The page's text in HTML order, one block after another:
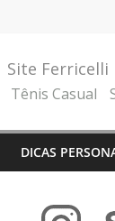
Site Ferricelli
Tênis Casual
DICAS